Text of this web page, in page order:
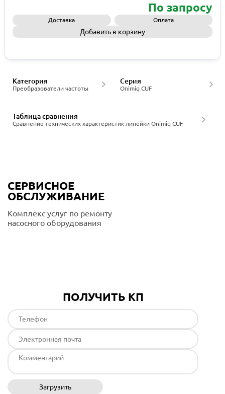
По запросу
Доставка Оплата
Добавить в корзину
Преобразователи частоты
Категория
Onimiq CUF
Серия
Сравнение технических характеристик линейки Onimiq CUF
Таблица сравнения
СЕРВИСНОЕ
ОБСЛУЖИВАНИЕ
Комплекс услуг по ремонту
насосного оборудования
ПОЛУЧИТЬ КП
Загрузить